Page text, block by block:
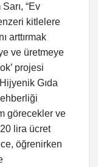
“Ev
kitlelere
arttırmak
ve üretmeye
projesi
Gıda
görecekler ve
lira ücret
öğrenirken